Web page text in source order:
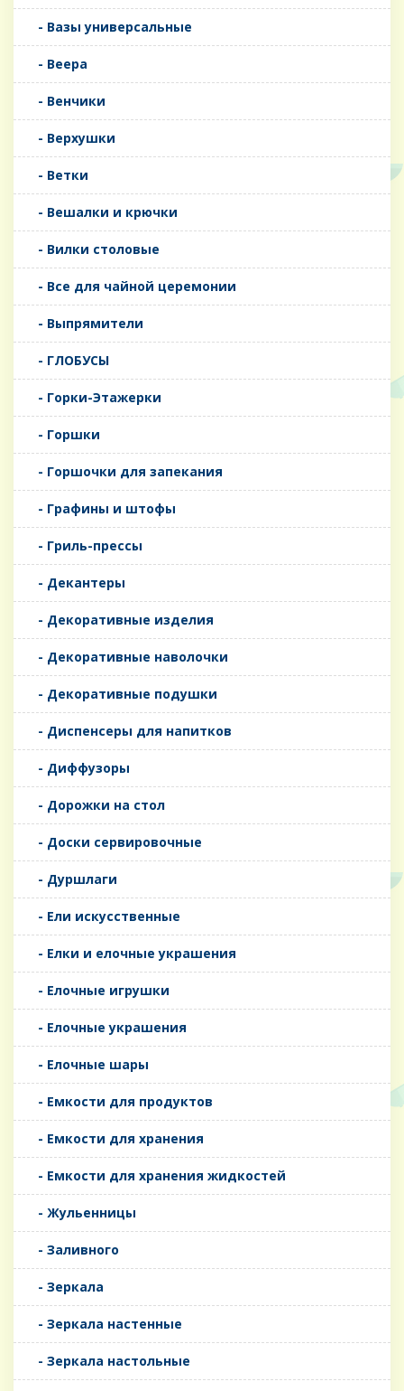
- Вазы универсальные
- Веера
- Венчики
- Верхушки
- Ветки
- Вешалки и крючки
- Вилки столовые
- Все для чайной церемонии
- Выпрямители
- ГЛОБУСЫ
- Горки-Этажерки
- Горшки
- Горшочки для запекания
- Графины и штофы
- Гриль-прессы
- Декантеры
- Декоративные изделия
- Декоративные наволочки
- Декоративные подушки
- Диспенсеры для напитков
- Диффузоры
- Дорожки на стол
- Доски сервировочные
- Дуршлаги
- Ели искусственные
- Елки и елочные украшения
- Елочные игрушки
- Елочные украшения
- Елочные шары
- Емкости для продуктов
- Емкости для хранения
- Емкости для хранения жидкостей
- Жульенницы
- Заливного
- Зеркала
- Зеркала настенные
- Зеркала настольные